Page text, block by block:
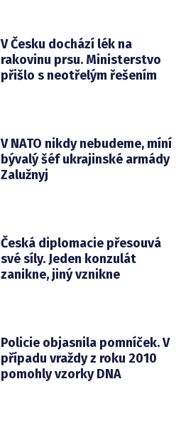
V Česku dochází lék na
rakovinu prsu. Ministerstvo
přišlo s neotřelým řešením
V NATO nikdy nebudeme, míní
bývalý šéf ukrajinské armády
Zalužnyj
Česká diplomacie přesouvá
své síly. Jeden konzulát
zanikne, jiný vznikne
Policie objasnila pomníček. V
případu vraždy z roku 2010
pomohly vzorky DNA